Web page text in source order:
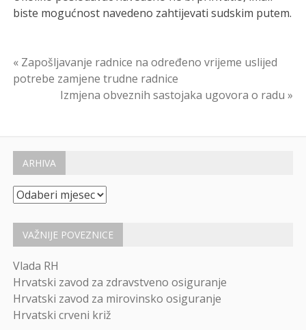
biste mogućnost navedeno zahtijevati sudskim putem.
Navigacija
objava
« Zapošljavanje radnice na određeno vrijeme uslijed
potrebe zamjene trudne radnice
Izmjena obveznih sastojaka ugovora o radu »
ARHIVA
Arhiva
VAŽNIJE POVEZNICE
Vlada RH
Hrvatski zavod za zdravstveno osiguranje
Hrvatski zavod za mirovinsko osiguranje
Hrvatski crveni križ